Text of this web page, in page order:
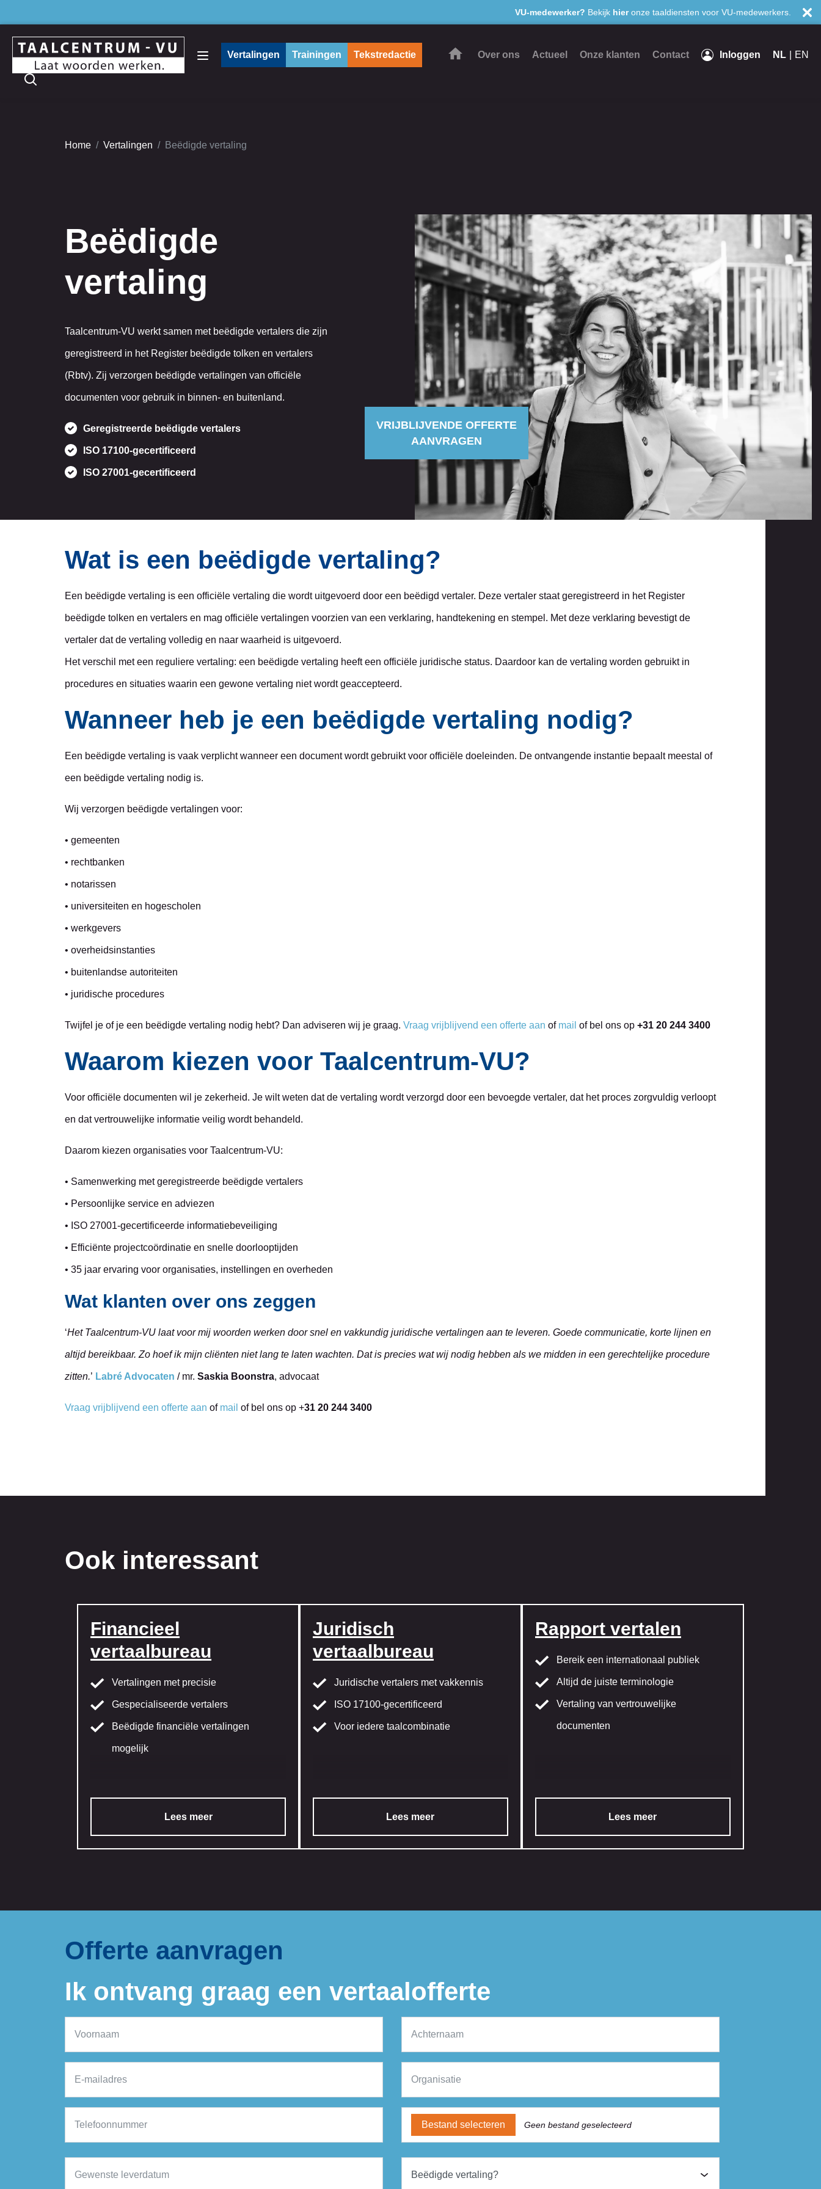
VU-medewerker? Bekijk hieronze taaldiensten voor VU-medewerkers.
Inloggen
Vertalingen Trainingen Tekstredactie EN
NL
Over ons Actueel Onze klanten Contact
Home Vertalingen Beëdigde vertaling
Beëdigde
vertaling
Taalcentrum-VU werkt samen met beëdigde vertalers die zijn
geregistreerd in het Register beëdigde tolken en vertalers
(Rbtv). Zij verzorgen beëdigde vertalingen van officiële
documenten voor gebruik in binnen- en buitenland.
Geregistreerde beëdigde vertalers
ISO 17100-gecertificeerd
ISO 27001-gecertificeerd
VRIJBLIJVENDE OFFERTE
AANVRAGEN
Wat is een beëdigde vertaling?
Een beëdigde vertaling is een officiële vertaling die wordt uitgevoerd door een beëdigd vertaler. Deze vertaler staat geregistreerd in het Register
beëdigde tolken en vertalers en mag officiële vertalingen voorzien van een verklaring, handtekening en stempel. Met deze verklaring bevestigt de
vertaler dat de vertaling volledig en naar waarheid is uitgevoerd.
Het verschil met een reguliere vertaling: een beëdigde vertaling heeft een officiële juridische status. Daardoor kan de vertaling worden gebruikt in
procedures en situaties waarin een gewone vertaling niet wordt geaccepteerd.
Wanneer heb je een beëdigde vertaling nodig?
Een beëdigde vertaling is vaak verplicht wanneer een document wordt gebruikt voor officiële doeleinden. De ontvangende instantie bepaalt meestal of
een beëdigde vertaling nodig is.
Wij verzorgen beëdigde vertalingen voor:
• gemeenten
• rechtbanken
• notarissen
• universiteiten en hogescholen
• werkgevers
• overheidsinstanties
• buitenlandse autoriteiten
• juridische procedures
Twijfel je of je een beëdigde vertaling nodig hebt? Dan adviseren wij je graag. Vraag vrijblijvend een offerte aan of mail of bel ons op +31 20 244 3400
Waarom kiezen voor Taalcentrum-VU?
Voor officiële documenten wil je zekerheid. Je wilt weten dat de vertaling wordt verzorgd door een bevoegde vertaler, dat het proces zorgvuldig verloopt
en dat vertrouwelijke informatie veilig wordt behandeld.
Daarom kiezen organisaties voor Taalcentrum-VU:
• Samenwerking met geregistreerde beëdigde vertalers
• Persoonlijke service en adviezen
• ISO 27001-gecertificeerde informatiebeveiliging
• Efficiënte projectcoördinatie en snelle doorlooptijden
• 35 jaar ervaring voor organisaties, instellingen en overheden
Wat klanten over ons zeggen
‘Het Taalcentrum-VU laat voor mij woorden werken door snel en vakkundig juridische vertalingen aan te leveren. Goede communicatie, korte lijnen en
altijd bereikbaar. Zo hoef ik mijn cliënten niet lang te laten wachten. Dat is precies wat wij nodig hebben als we midden in een gerechtelijke procedure
zitten.’ Labré Advocaten / mr. Saskia Boonstra, advocaat
Vraag vrijblijvend een offerte aan of mail of bel ons op +31 20 244 3400
Ook interessant
Financieel
vertaalbureau
Vertalingen met precisie
Gespecialiseerde vertalers
Beëdigde financiële vertalingen
mogelijk
Lees meer
Juridisch
vertaalbureau
Juridische vertalers met vakkennis
ISO 17100-gecertificeerd
Voor iedere taalcombinatie
Lees meer
Rapport vertalen
Bereik een internationaal publiek
Altijd de juiste terminologie
Vertaling van vertrouwelijke
documenten
Lees meer
Offerte aanvragen
Ik ontvang graag een vertaalofferte
Bestand selecteren Geen bestand geselecteerd